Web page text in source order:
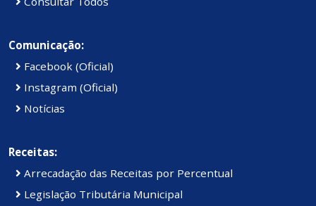
Comunicação:
Facebook (Oficial)
Instagram (Oficial)
Notícias
Receitas:
Arrecadação das Receitas por Percentual
Legislação Tributária Municipal